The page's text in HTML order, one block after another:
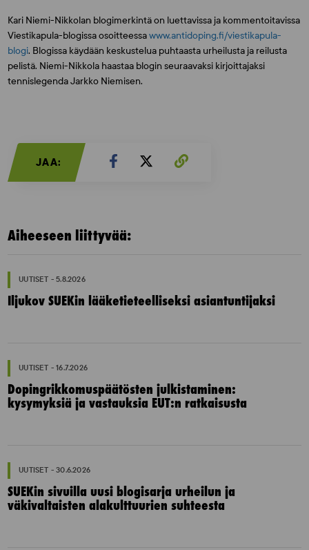
Kari Niemi-Nikkolan blogimerkintä on luettavissa ja kommentoitavissa
Viestikapula-blogissa osoitteessawww.antidoping.fi/viestikapula-
blogi. Blogissa käydään keskustelua puhtaasta urheilusta ja reilusta
pelistä. Niemi-Nikkola haastaa blogin seuraavaksi kirjoittajaksi
tennislegendaJarkko Niemisen.
JAA:
Aiheeseen liittyvää:
UUTISET - 5.8.2026
Iljukov SUEKin lääketieteelliseksi asiantuntijaksi
UUTISET - 16.7.2026
Dopingrikkomuspäätösten julkistaminen:
kysymyksiä ja vastauksia EUT:n ratkaisusta
UUTISET - 30.6.2026
SUEKin sivuilla uusi blogisarja urheilun ja
väkivaltaisten alakulttuurien suhteesta